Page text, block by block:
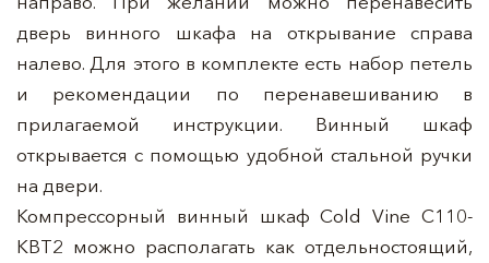
дверь винного шкафа на открывание справа
налево. Для этого в комплекте есть набор петель
и рекомендации по перенавешиванию в
прилагаемой инструкции. Винный шкаф
открывается с помощью удобной стальной ручки
на двери.
Компрессорный винный шкаф Cold Vine C110-
KBT2 можно располагать как отдельностоящий,